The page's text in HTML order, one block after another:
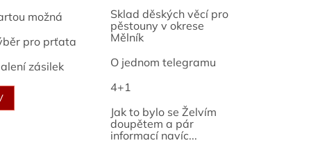
možná
pro prťata
zásilek
Sklad děských věcí pro
pěstouny v okrese
Mělník
O jednom telegramu
4+1
Jak to bylo se Želvím
doupětem a pár
informací navíc...